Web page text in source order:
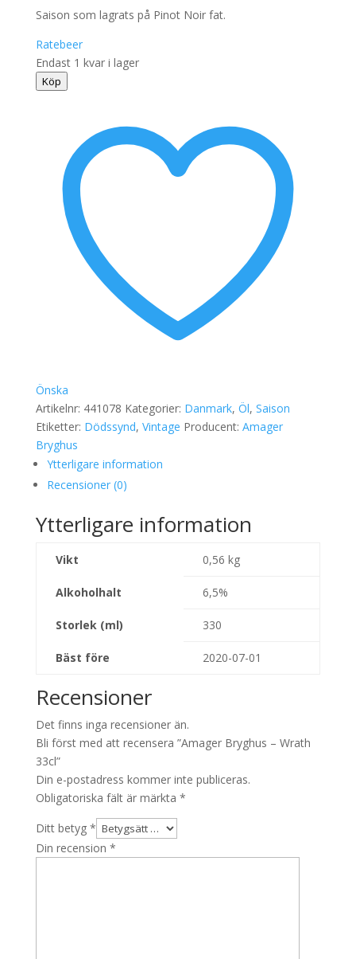
Saison som lagrats på Pinot Noir fat.
Ratebeer
Endast 1 kvar i lager
Amager
mängd
Köp
Önska
Artikelnr: 441078 Kategorier: Danmark, Öl, Saison
Etiketter: Dödssynd, Vintage Producent: Amager
Bryghus
Ytterligare information
Recensioner (0)
Ytterligare information
Vikt 0,56 kg
Alkoholhalt 6,5%
Storlek (ml) 330
Bäst före 2020-07-01
Recensioner
Det finns inga recensioner än.
Bli först med att recensera ”Amager Bryghus – Wrath
33cl”
Din e-postadress kommer inte publiceras.
Obligatoriska fält är märkta *
Ditt betyg *
Din recension *